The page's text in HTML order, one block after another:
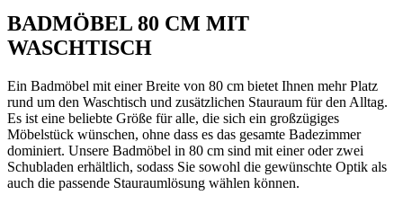
BADMÖBEL 80 CM MIT
WASCHTISCH
Ein Badmöbel mit einer Breite von 80 cm bietet Ihnen mehr Platz
rund um den Waschtisch und zusätzlichen Stauraum für den Alltag.
Es ist eine beliebte Größe für alle, die sich ein großzügiges
Möbelstück wünschen, ohne dass es das gesamte Badezimmer
dominiert. Unsere Badmöbel in 80 cm sind mit einer oder zwei
Schubladen erhältlich, sodass Sie sowohl die gewünschte Optik als
auch die passende Stauraumlösung wählen können.